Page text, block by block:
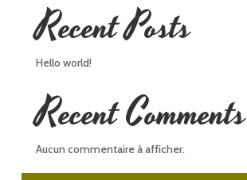
Recent Posts
Hello world!
Recent Comments
Aucun commentaire à afficher.